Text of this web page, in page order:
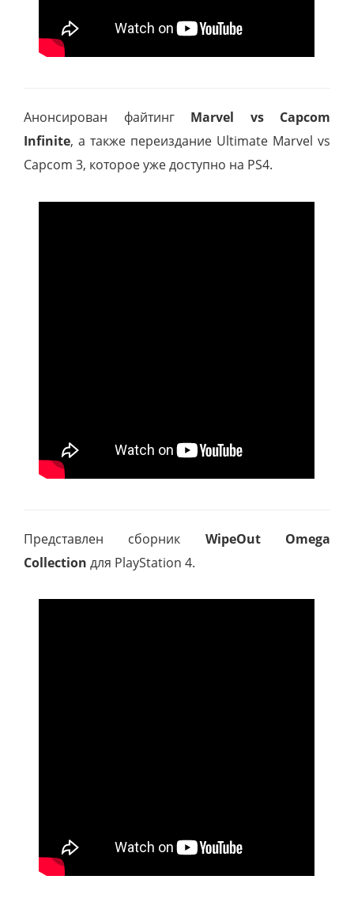
Анонсирован файтинг Marvel vs Capcom
Infinite, а также переиздание Ultimate Marvel vs
Capcom 3, которое уже доступно на PS4.
Представлен сборник WipeOut Omega
Collection для PlayStation 4.